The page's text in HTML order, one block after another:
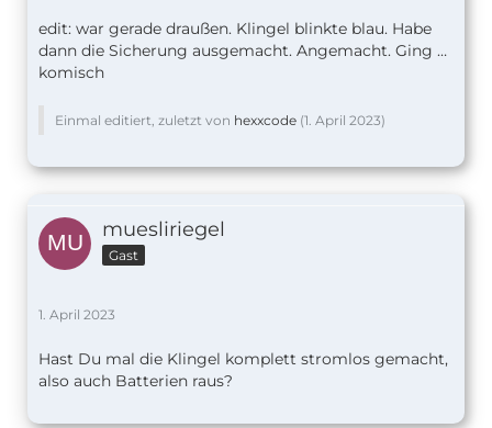
edit: war gerade draußen. Klingel blinkte blau. Habe
dann die Sicherung ausgemacht. Angemacht. Ging …
komisch
Einmal editiert, zuletzt von hexxcode (1. April 2023)
muesliriegel
Gast
1. April 2023
Hast Du mal die Klingel komplett stromlos gemacht,
also auch Batterien raus?